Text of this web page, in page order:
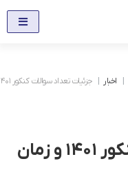
اخبار جزئیات تعداد سوالات کنکور ۱۴۰۱ و زمان پاسخگویی به آن ها
جزئیات تعداد سوالات کنکور ۱۴۰۱ و زمان